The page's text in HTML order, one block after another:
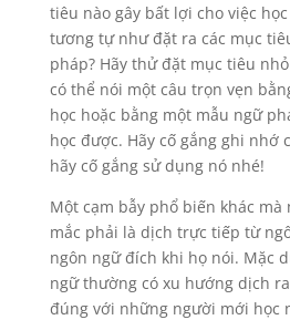
tiêu nào gây bất lợi cho việc
tương tự như đặt ra các mục
pháp? Hãy thử đặt mục tiêu
có thể nói một câu trọn vẹn
học hoặc bằng một mẫu ngữ
học được. Hãy cố gắng ghi nhớ
hãy cố gắng sử dụng nó nhé!
Một cạm bẫy phổ biến khác
mắc phải là dịch trực tiếp từ
ngôn ngữ đích khi họ nói. Mặc
ngữ thường có xu hướng dịch
đúng với những người mới học